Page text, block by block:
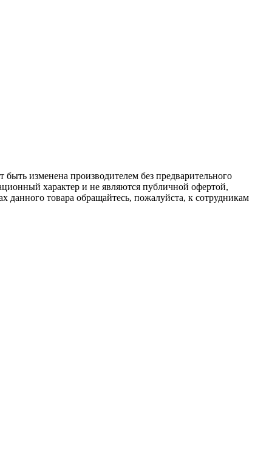
изменена производителем без предварительного
характер и не являются публичной офертой,
данного товара обращайтесь, пожалуйста, к сотрудникам